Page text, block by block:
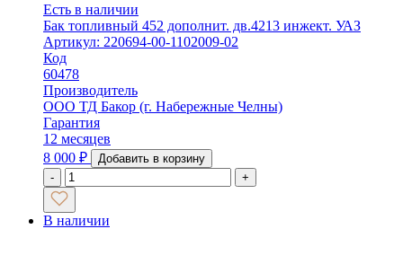
Есть в наличии
Бак топливный 452 дополнит. дв.4213 инжект. УАЗ
Артикул: 220694-00-1102009-02
Код
60478
Производитель
ООО ТД Бакор (г. Набережные Челны)
Гарантия
12 месяцев
8 000 ₽
Добавить в корзину
-
+
В наличии